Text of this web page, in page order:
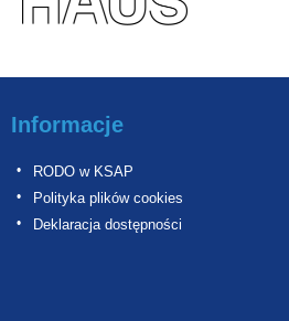
Informacje
RODO w KSAP
Polityka plików cookies
Deklaracja dostępności